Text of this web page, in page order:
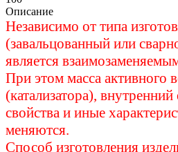
Описание
Независимо от типа
(завальцованный или
является
При этом масса активного
(катализатора),
свойства и иные
меняются.
Способ изготовления